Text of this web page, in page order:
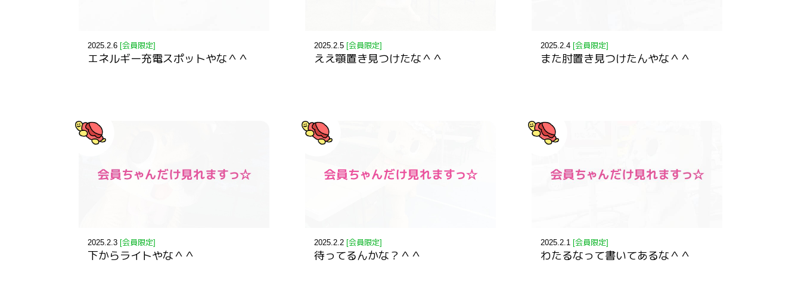
2025.2.6 [会員限定]
エネルギー充電スポットやな＾＾
2025.2.5 [会員限定]
ええ顎置き見つけたな＾＾
2025.2.4 [会員限定]
また肘置き見つけたんやな＾＾
2025.2.3 [会員限定]
下からライトやな＾＾
2025.2.2 [会員限定]
待ってるんかな？＾＾
2025.2.1 [会員限定]
わたるなって書いてあるな＾＾